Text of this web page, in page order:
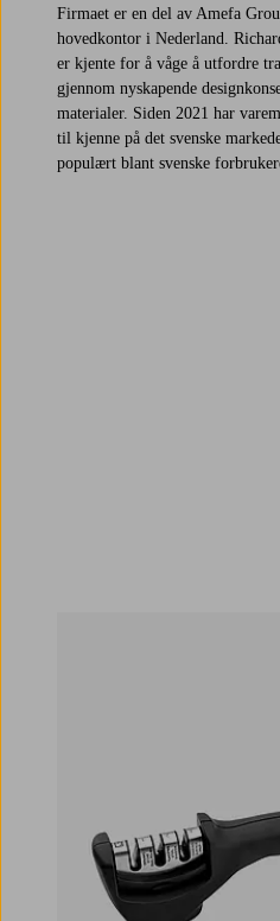
Firmaet er en del av Amefa
hovedkontor i Nederland.
er kjente for å våge å utfordre
gjennom nyskapende
materialer. Siden 2021 har
til kjenne på det svenske
populært blant svenske